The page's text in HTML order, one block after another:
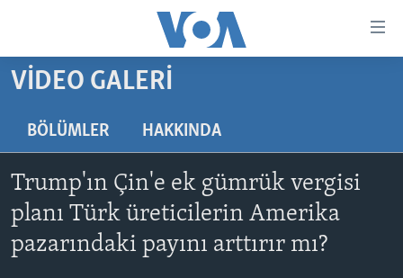
içeriğe
geç
navigasyona
geç
Aramaya
TÜRKİYE
ORTADOĞU
PROGRAMLAR
YAPAY ZEKA
YORUMLAR
AMERIKA'YA ÖZEL
VIDEO GALERI
BÖLÜMLER HAKKINDA
Trump'ın Çin'e ek gümrük vergisi
planı Türk üreticilerin Amerika
pazarındaki payını arttırır mı?